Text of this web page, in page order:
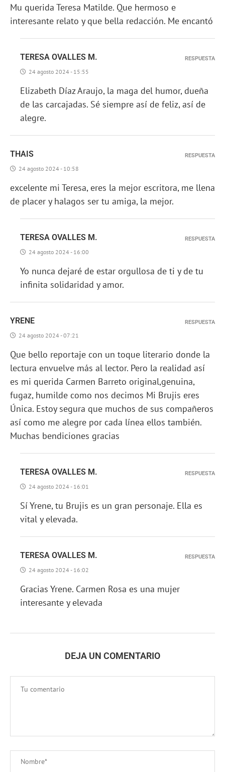
Mu querida Teresa Matilde. Que hermoso e
interesante relato y que bella redacción. Me encantó
TERESA OVALLES M.
24 agosto 2024 - 15:55
Elizabeth Díaz Araujo, la maga del humor, dueña
de las carcajadas. Sé siempre así de feliz, así de
alegre.
RESPUESTA
THAIS
24 agosto 2024 - 10:58
excelente mi Teresa, eres la mejor escritora, me llena
de placer y halagos ser tu amiga, la mejor.
RESPUESTA
TERESA OVALLES M.
24 agosto 2024 - 16:00
Yo nunca dejaré de estar orgullosa de ti y de tu
infinita solidaridad y amor.
RESPUESTA
YRENE
24 agosto 2024 - 07:21
Que bello reportaje con un toque literario donde la
lectura envuelve más al lector. Pero la realidad así
es mi querida Carmen Barreto original,genuina,
fugaz, humilde como nos decimos Mi Brujis eres
Única. Estoy segura que muchos de sus compañeros
así como me alegre por cada línea ellos también.
Muchas bendiciones gracias
RESPUESTA
TERESA OVALLES M.
24 agosto 2024 - 16:01
Sí Yrene, tu Brujis es un gran personaje. Ella es
vital y elevada.
RESPUESTA
TERESA OVALLES M.
24 agosto 2024 - 16:02
Gracias Yrene. Carmen Rosa es una mujer
interesante y elevada
RESPUESTA
DEJA UN COMENTARIO